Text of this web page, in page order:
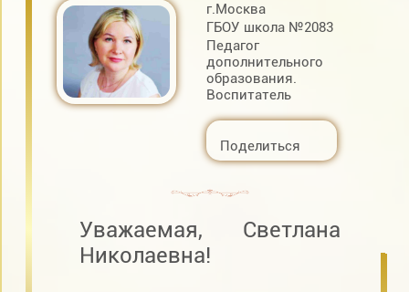
г.Москва
ГБОУ школа №2083
Педагог
дополнительного
образования.
Воспитатель
Поделиться
Уважаемая, Светлана
Николаевна!